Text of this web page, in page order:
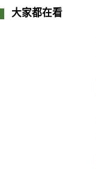
大家都在看